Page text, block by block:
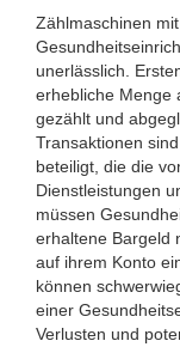
Zählmaschinen
unerlässlich.
erhebliche Menge
gezählt und
Transaktionen
beteiligt, die die
Dienstleistungen
müssen
erhaltene Bargeld
auf ihrem Konto
können
einer
Verlusten und